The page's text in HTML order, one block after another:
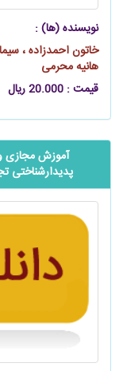
نویسنده (ها) :
خاتون احمدزاده ،
هانیه محرمی
قیمت : 20.000 ریال
آموزش مجازی
پدیدارشناختی